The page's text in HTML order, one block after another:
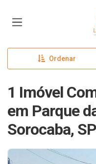
Ordenar
1 Imóvel
em Parque
Sorocaba, SP